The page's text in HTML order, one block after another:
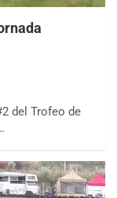
del Trofeo de